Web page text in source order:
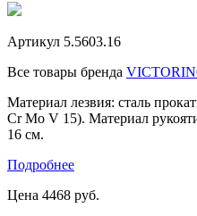
Артикул 5.5603.16
Все товары бренда
Материал лезвия: сталь
Cr Mo V 15). Материал
16 см.
Подробнее
Цена 4468 руб.